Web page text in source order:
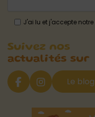
J'ai lu et j'accepte notre
Suivez nos
actualités sur
Le blog